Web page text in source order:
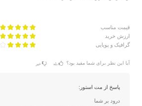
قیمت مناسب
ارزش خرید
گرافیک و پویایی
آیا این نظر برای شما مفید بود؟ بله خیر
پاسخ از مت استور:
درود بر شما